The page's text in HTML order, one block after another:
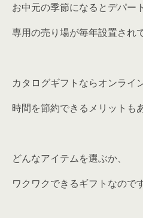
お中元の季節になるとデパー
専用の売り場が毎年設置され
カタログギフトならオンライ
時間を節約できるメリットも
どんなアイテムを選ぶか、
ワクワクできるギフトなのです